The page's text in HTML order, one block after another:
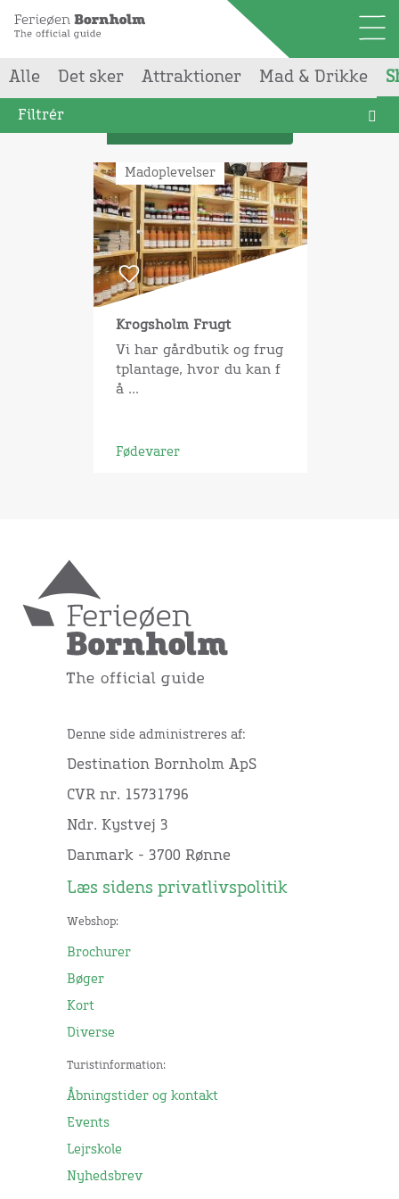
Filtrér
Alle Det sker Attraktioner Mad & Drikke
Madoplevelser
Krogsholm Frugt
Vi har gårdbutik og frug
tplantage, hvor du kan f
å ...
Fødevarer
Denne side administreres af:
Destination Bornholm ApS
CVR nr. 15731796
Ndr. Kystvej 3
Danmark - 3700 Rønne
Læs sidens privatlivspolitik
Webshop:
Brochurer
Bøger
Kort
Diverse
Turistinformation:
Åbningstider og kontakt
Events
Lejrskole
Nyhedsbrev